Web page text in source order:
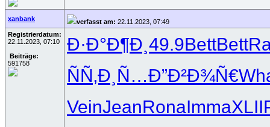
xanbank verfasst am: 22.11.2023, 07:49
Registrierdatum:
22.11.2023, 07:10
Beiträge:
591758
Ð·Ð°Ð¶Ð¸ 49.9BettBett
ÑÑ‚Ð¸Ñ…Ð”Ð²Ð¾Ñ€
VeinJeanRonaImmaXLII